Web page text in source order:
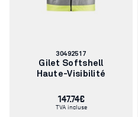
Numéro
d'article:
30492517
Gilet Softshell
Haute-Visibilité
147.74€
TVA incluse